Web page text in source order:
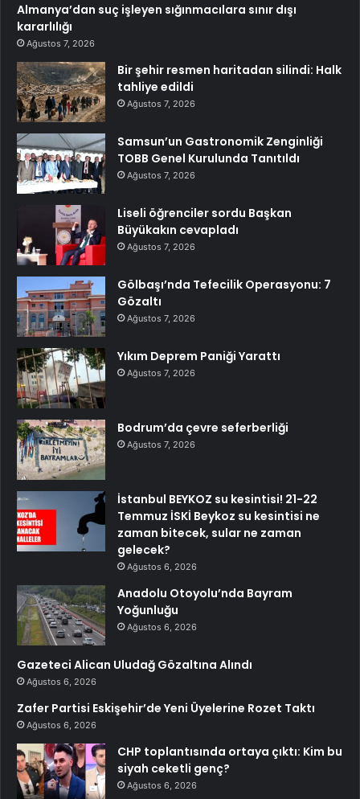
Almanya’dan suç işleyen sığınmacılara sınır dışı
kararlılığı
Ağustos 7, 2026
Bir şehir resmen haritadan silindi: Halk
tahliye edildi
Ağustos 7, 2026
Samsun’un Gastronomik Zenginliği
TOBB Genel Kurulunda Tanıtıldı
Ağustos 7, 2026
Liseli öğrenciler sordu Başkan
Büyükakın cevapladı
Ağustos 7, 2026
Gölbaşı’nda Tefecilik Operasyonu: 7
Gözaltı
Ağustos 7, 2026
Yıkım Deprem Paniği Yarattı
Ağustos 7, 2026
Bodrum’da çevre seferberliği
Ağustos 7, 2026
İstanbul BEYKOZ su kesintisi! 21-22
Temmuz İSKİ Beykoz su kesintisi ne
zaman bitecek, sular ne zaman
gelecek?
Ağustos 6, 2026
Anadolu Otoyolu’nda Bayram
Yoğunluğu
Ağustos 6, 2026
Gazeteci Alican Uludağ Gözaltına Alındı
Ağustos 6, 2026
Zafer Partisi Eskişehir’de Yeni Üyelerine Rozet Taktı
Ağustos 6, 2026
CHP toplantısında ortaya çıktı: Kim bu
siyah ceketli genç?
Ağustos 6, 2026